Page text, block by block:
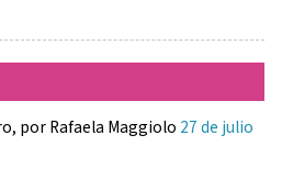
por Rafaela Maggiolo 27 de julio